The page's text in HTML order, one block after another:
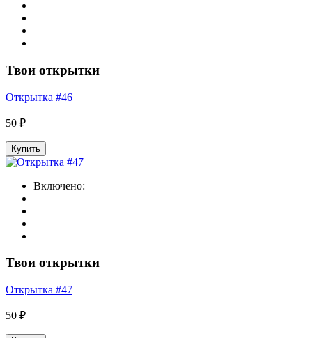
Твои открытки
Открытка #46
50 ₽
Купить
Включено:
Твои открытки
Открытка #47
50 ₽